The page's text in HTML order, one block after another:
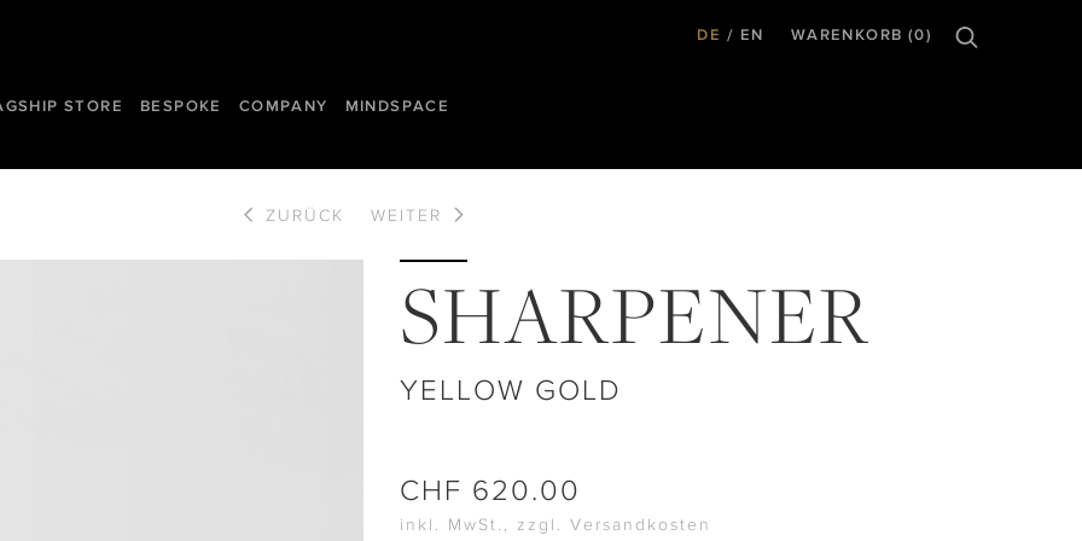
DE EN WARENKORB (0)
STORE BESPOKE COMPANY MINDSPACE
ZURÜCK WEITER
SHARPENER
YELLOW GOLD
CHF 620.00
inkl. MwSt., zzgl. Versandkosten